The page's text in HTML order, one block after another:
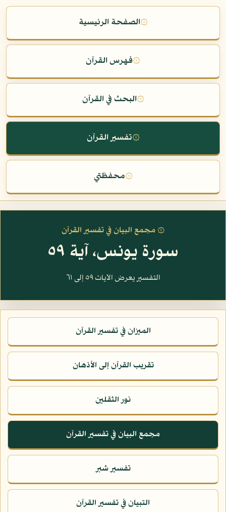
۞الصفحة الرئيسية
۞فهرس القرآن
۞البحث في القرآن
۞تفسير القرآن
۞محفظتي
۞ مجمع البيان في تفسير القرآن
سورة يونس، آية ٥٩
التفسير يعرض الآيات ٥٩ إلى ٦١
الميزان في تفسير القرآن
تقريب القرآن إلى الأذهان
نور الثقلين
مجمع البيان في تفسير القرآن
تفسير شبر
التبيان في تفسير القرآن